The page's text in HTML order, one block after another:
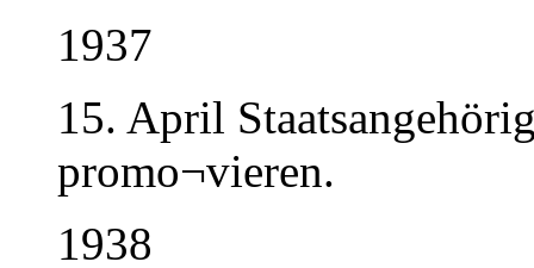
1937
15. April
promo¬vieren.
1938